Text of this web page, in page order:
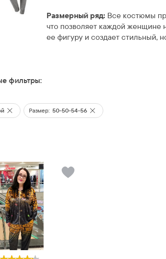
Размерный ряд: Все костюмы
что позволяет каждой женщине
ее фигуру и создает стильный,
фильтры:
Размер: 50-50-54-56